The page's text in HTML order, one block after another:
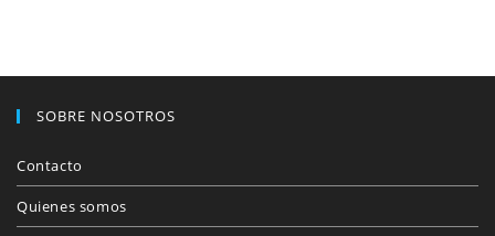
SOBRE NOSOTROS
Contacto
Quienes somos